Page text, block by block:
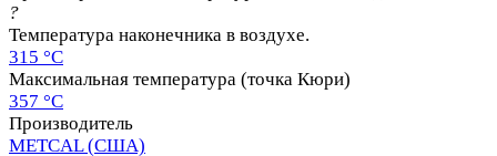
?
Температура наконечника в воздухе.
315 °C
Максимальная температура (точка Кюри)
357 °C
Производитель
METCAL (США)